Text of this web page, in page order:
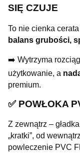
SIĘ CZUJE
To nie cienka
balans grubości,
➡️ Wytrzyma
użytkowanie, a
premium.
✅ POWŁOKA
Z zewnątrz –
„kratki”, od
powleczenie PVC